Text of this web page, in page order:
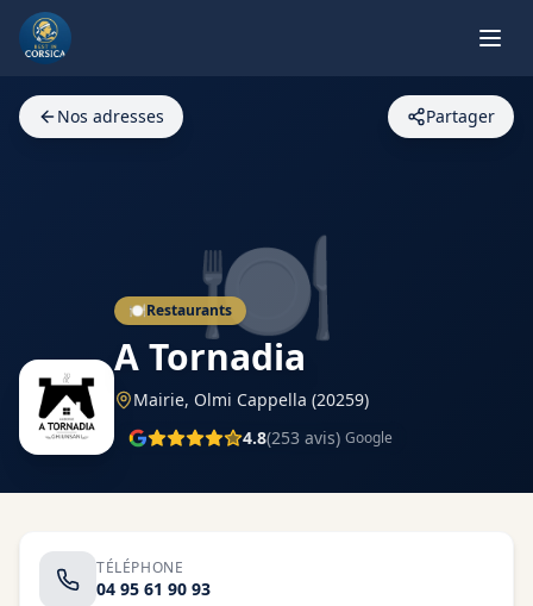
🍽️
Nos adresses Partager
🍽️Restaurants
A Tornadia
Mairie, Olmi Cappella (20259)
4.8(253 avis) Google
TÉLÉPHONE
04 95 61 90 93